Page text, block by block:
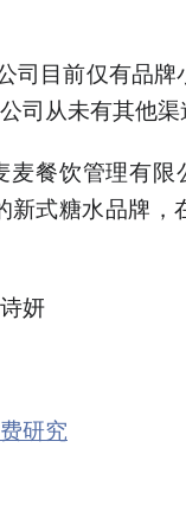
司目前仅有品
司从未有其他渠
餐饮管理有
新式糖水品牌
妍
研究